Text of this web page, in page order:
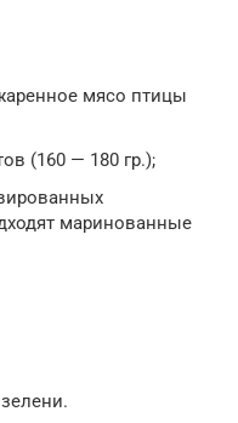
мясо птицы
(160 — 180 гр.);
маринованные